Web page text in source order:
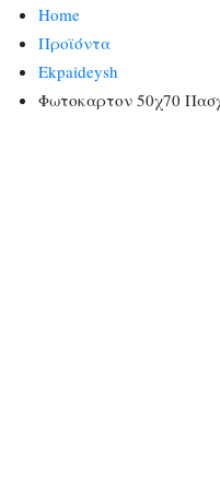
Home
Προϊόντα
Ekpaideysh
Φωτοκαρτον 50χ70